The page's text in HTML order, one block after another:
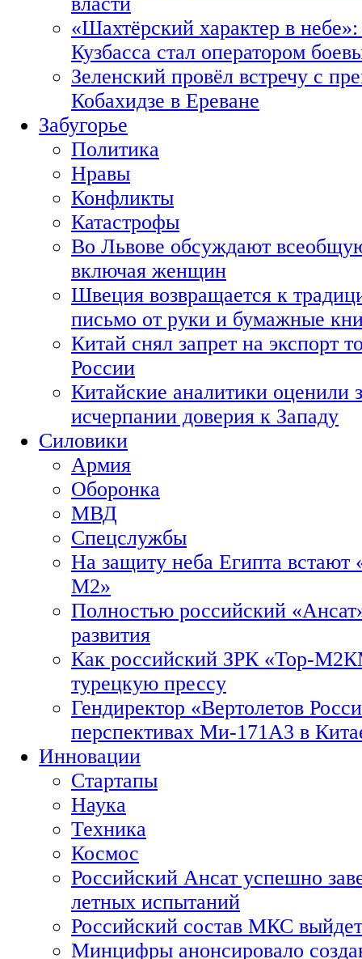
«Шахтёрский характер в
Кузбасса стал оператором
Зеленский провёл встречу с
Кобахидзе в Ереване
Забугорье
Политика
Нравы
Конфликты
Катастрофы
Во Львове обсуждают
включая женщин
Швеция возвращается к
письмо от руки и бумажные
Китай снял запрет на экспорт
России
Китайские аналитики оценили
исчерпании доверия к Западу
Силовики
Армия
Оборонка
МВД
Спецслужбы
На защиту неба Египта встают
М2»
Полностью российский
развития
Как российский ЗРК «Тор-
турецкую прессу
Гендиректор «Вертолетов
перспективах Ми-171А3 в
Инновации
Стартапы
Наука
Техника
Космос
Российский Ансат успешно
летных испытаний
Российский состав МКС
Минцифры анонсировало